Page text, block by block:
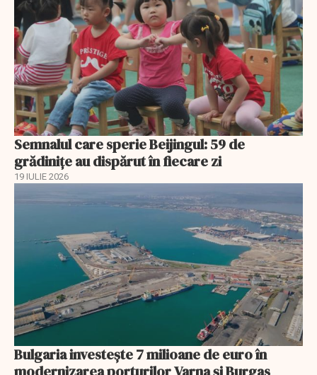
Semnalul care sperie Beijingul: 59 de
grădinițe au dispărut în fiecare zi
19 IULIE 2026
Bulgaria investește 7 milioane de euro în